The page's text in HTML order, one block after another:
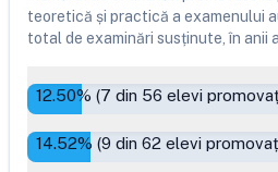
teoretică și practică a examenului
total de examinări susținute, în anii
12.50% (7 din 56 elevi
14.52% (9 din 62 elevi